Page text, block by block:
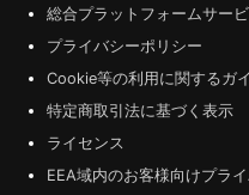
総合プラットフォームサー
プライバシーポリシー
Cookie等の利用に関するガ
特定商取引法に基づく表示
ライセンス
EEA域内のお客様向けプラ